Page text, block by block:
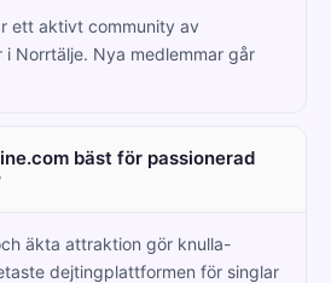
ett aktivt community av
i Norrtälje. Nya medlemmar går
bäst för passionerad
äkta attraktion gör knulla-
dejtingplattformen för singlar